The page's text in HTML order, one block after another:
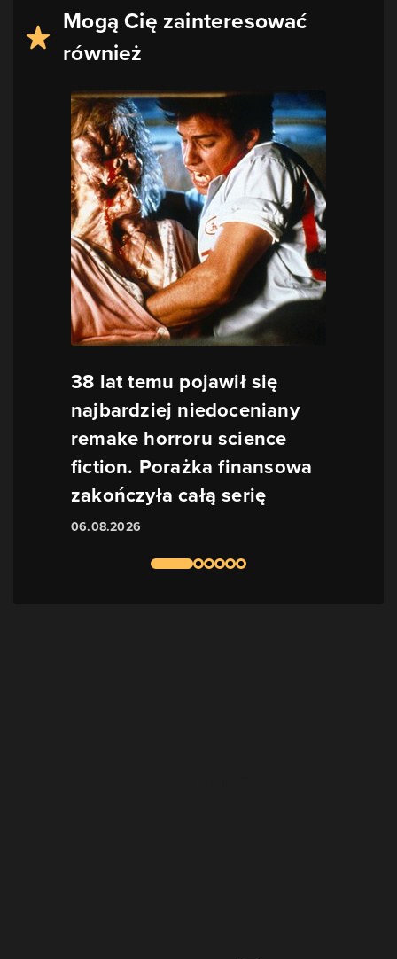
Mogą Cię zainteresować
również
38 lat temu pojawił się
najbardziej niedoceniany
remake horroru science
fiction. Porażka finansowa
zakończyła całą serię
06.08.2026